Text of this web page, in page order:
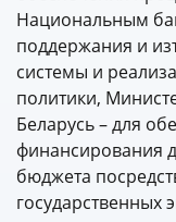
Национальным
поддержания и
системы и
политики,
Беларусь – для
финансирования
бюджета
государственных